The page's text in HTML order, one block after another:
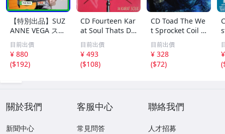
【特別出品】SUZ
ANNE VEGA スザ
ンヌ・ヴェガ 精
選集 100歌 音楽D
L(MP3CD)☆
目前出價
¥ 880
($192)
CD Fourteen Kar
at Soul Thats Do
o-Wapp Acappel
la PCCY00374 Ca
nyon Internatio
nal /00110
目前出價
¥ 493
($108)
CD Toad The We
t Sprocket Coil C
K67862 Columbi
a /00110
目前出價
¥ 328
($72)
(
關於我們
新聞中心
客服中心
常見問答
聯絡我們
人才招募